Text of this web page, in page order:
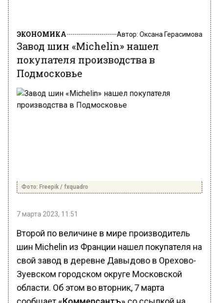
Завод шин «Michelin» нашел
покупателя производства в
Подмосковье
7 марта 2023, 11:51
Второй по величине в мире производитель
шин Michelin из Франции нашел покупателя на
свой завод в деревне Давыдово в Орехово-
Зуевском городском округе Московской
области. Об этом во вторник, 7 марта
сообщает
«Коммерсантъ»
со ссылкой на